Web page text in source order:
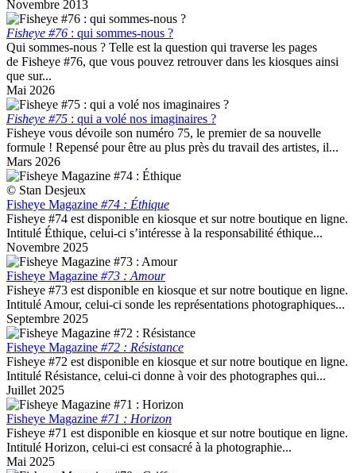
Novembre 2013
Fisheye #76 : qui sommes-nous ?
Qui sommes-nous ? Telle est la question qui traverse les pages
de Fisheye #76, que vous pouvez retrouver dans les kiosques ainsi
que sur...
Mai 2026
Fisheye #75 : qui a volé nos imaginaires ?
Fisheye vous dévoile son numéro 75, le premier de sa nouvelle
formule ! Repensé pour être au plus près du travail des artistes, il...
Mars 2026
© Stan Desjeux
Fisheye Magazine #74 : Éthique
Fisheye #74 est disponible en kiosque et sur notre boutique en ligne.
Intitulé Éthique, celui-ci s’intéresse à la responsabilité éthique...
Novembre 2025
Fisheye Magazine #73 : Amour
Fisheye #73 est disponible en kiosque et sur notre boutique en ligne.
Intitulé Amour, celui-ci sonde les représentations photographiques...
Septembre 2025
Fisheye Magazine #72 : Résistance
Fisheye #72 est disponible en kiosque et sur notre boutique en ligne.
Intitulé Résistance, celui-ci donne à voir des photographes qui...
Juillet 2025
Fisheye Magazine #71 : Horizon
Fisheye #71 est disponible en kiosque et sur notre boutique en ligne.
Intitulé Horizon, celui-ci est consacré à la photographie...
Mai 2025